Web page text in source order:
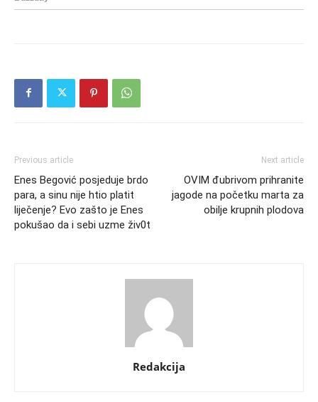
Previous article
Enes Begović posjeduje brdo
para, a sinu nije htio platit
liječenje? Evo zašto je Enes
pokušao da i sebi uzme živ0t
Next article
OVIM đubrivom prihranite
jagode na početku marta za
obilje krupnih plodova
Redakcija